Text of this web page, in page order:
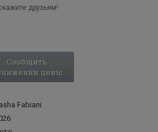
друзьям!
Сообщить
цены
Fabiani